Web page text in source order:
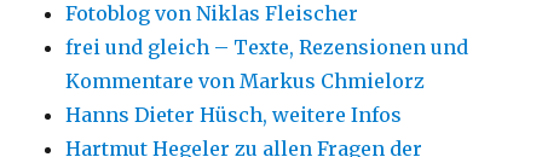
Fotoblog von Niklas Fleischer
frei und gleich – Texte, Rezensionen und
Kommentare von Markus Chmielorz
Hanns Dieter Hüsch, weitere Infos
Hartmut Hegeler zu allen Fragen der